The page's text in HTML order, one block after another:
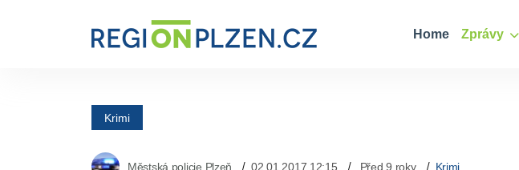
Home Zprávy
Krimi
Městská policie Plzeň 02.01.2017 12:15 Před 9 roky Krimi